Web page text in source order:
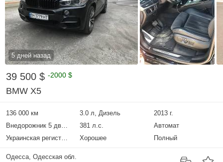
5 дней назад
39 500 $ -2000 $
BMW X5
136 000 км 3.0 л, Дизель
2013 г.
Внедорожник 5 дверей
381 л.с.
Автомат
Украинская регистрация
Хорошее Полный
Одесса, Одесская обл.